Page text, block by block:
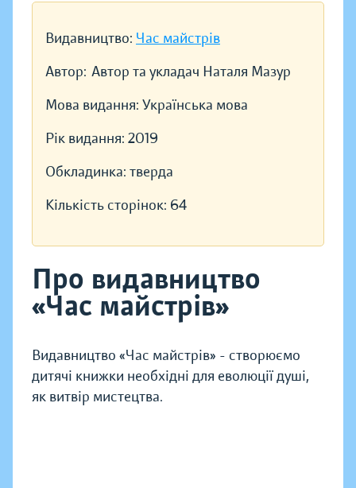
Видавництво: Час майстрів
Автор: Автор та укладач Наталя Мазур
Мова видання: Українська мова
Рік видання: 2019
Обкладинка: тверда
Кількість сторінок: 64
Про видавництво
«Час майстрів»
Видавництво «Час майстрів» - створюємо
дитячі книжки необхідні для еволюції душі,
як витвір мистецтва.